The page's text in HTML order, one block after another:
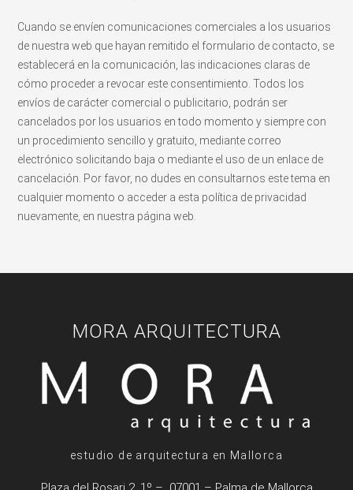
Cuando se envíen comunicaciones comerciales a los usuarios
de nuestra web que hayan remitido el formulario de contacto, se
establecerá en la comunicación, las indicaciones claras de
cómo proceder a revocar este consentimiento. Todos los
envíos de carácter comercial o publicitario, podrán ser
cancelados por los usuarios en todo momento y siempre con
un procedimiento sencillo y gratuito, mediante correo
electrónico solicitando baja o mediante el uso de un enlace de
cancelación. Por favor, no dudes en consultarnos este tema en
cualquier momento o acceder a esta política de privacidad
nuevamente, en nuestra página web.
MORA ARQUITECTURA
estudio de arquitectura en Mallorca